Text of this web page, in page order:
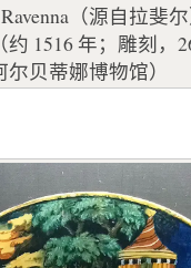
（源自拉斐
约 1516 年；雕刻，
贝蒂娜博物馆）